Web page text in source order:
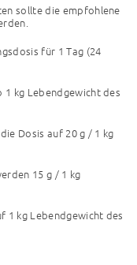
sollte die empfohlene
für 1 Tag (24
1 kg Lebendgewicht des
Dosis auf 20 g / 1 kg
15 g / 1 kg
1 kg Lebendgewicht des